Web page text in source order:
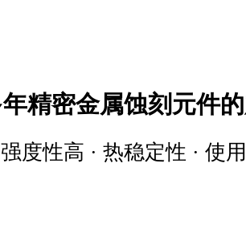
年精密金属蚀刻元件
度性高 · 热稳定性 · 使